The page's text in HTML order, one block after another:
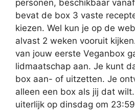
personen, beschikbaar
bevat de box 3 vaste
kiezen. Wel kun je op de
alvast 2 weken vooruit
van jouw eerste Veganbox
lidmaatschap aan. Je kunt
box aan- of uitzetten. Je
alleen een box als jij dat
uiterlijk op dinsdag om